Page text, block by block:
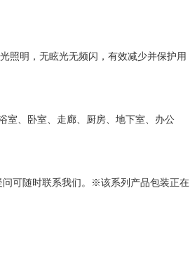
照明，无眩光无频闪，有效减少并保护用
室、卧室、走廊、厨房、地下室、办公
问可随时联系我们。※该系列产品包装正在